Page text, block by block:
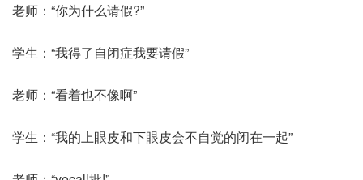
老师：“你为什么请假?”
学生：“我得了自闭症我要请假”
老师：“看着也不像啊”
学生：“我的上眼皮和下眼皮会不自觉的闭在一起”